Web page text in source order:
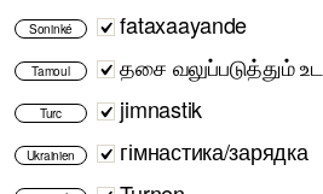
Soninké fataxaayande
Tamoul தசை வலுப்படுத்தும்
Turc jimnastik
Ukrainien гімнастика/зарядка